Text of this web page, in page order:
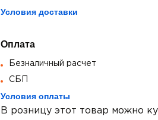
Условия доставки
Оплата
Безналичный расчет
СБП
Условия оплаты
В розницу этот товар можно